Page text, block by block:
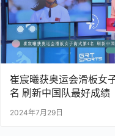
崔宸曦获奥运会滑板女
名 刷新中国队最好成绩
2024年7月29日